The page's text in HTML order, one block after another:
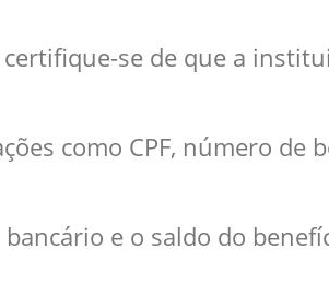
se de que a
como CPF, número de
e o saldo do